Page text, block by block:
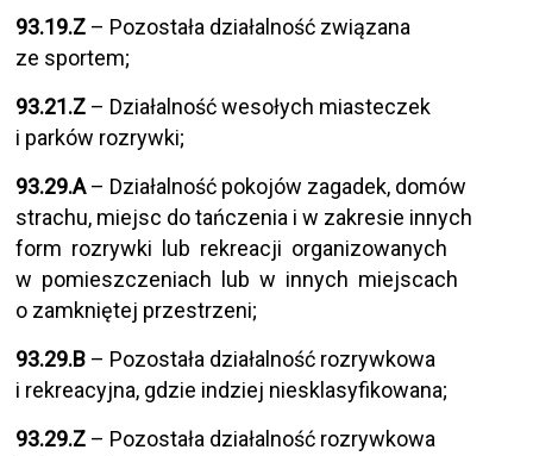
93.19.Z – Pozostała działalność związana
ze sportem;
93.21.Z – Działalność wesołych miasteczek
i parków rozrywki;
93.29.A– Działalność pokojów zagadek, domów
strachu, miejsc do tańczenia i w zakresie innych
form rozrywki lub rekreacji organizowanych
w pomieszczeniach lub w innych miejscach
o zamkniętej przestrzeni;
93.29.B – Pozostała działalność rozrywkowa
i rekreacyjna, gdzie indziej niesklasyfikowana;
93.29.Z – Pozostała działalność rozrywkowa